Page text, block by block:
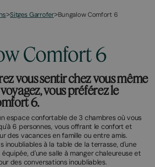
>Sitges Garrofer>Bungalow Comfort 6
Comfort 6
vous sentir chez vous même
vous préférez le
6.
espace confortable de 3 chambres où vous
6 personnes, vous offrant le confort et
des vacances en famille ou entre amis.
inoubliables à la table de la terrasse, d'une
d'une salle à manger chaleureuse et
des conversations inoubliables.